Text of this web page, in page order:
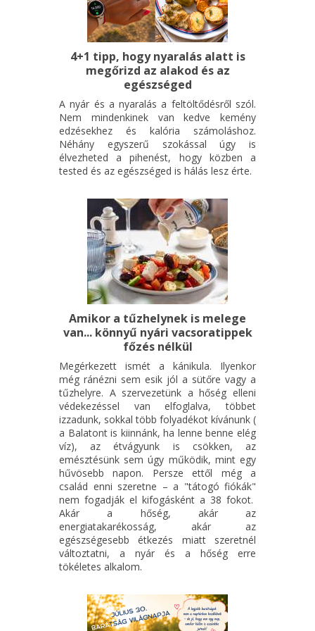
4+1 tipp, hogy nyaralás alatt is
megőrizd az alakod és az
egészséged
A nyár és a nyaralás a feltöltődésről szól.
Nem mindenkinek van kedve kemény
edzésekhez és kalória számoláshoz.
Néhány egyszerű szokással úgy is
élvezheted a pihenést, hogy közben a
tested és az egészséged is hálás lesz érte.
Amikor a tűzhelynek is melege
van... könnyű nyári vacsoratippek
főzés nélkül
Megérkezett ismét a kánikula. Ilyenkor
még ránézni sem esik jól a sütőre vagy a
tűzhelyre. A szervezetünk a hőség elleni
védekezéssel van elfoglalva, többet
izzadunk, sokkal több folyadékot kívánunk (
a Balatont is kiinnánk, ha lenne benne elég
víz), az étvágyunk is csökken, az
emésztésünk sem úgy működik, mint egy
hűvösebb napon. Persze ettől még a
család enni szeretne – a "tátogó fiókák"
nem fogadják el kifogásként a 38 fokot.
Akár a hőség, akár az
energiatakarékosság, akár az
egészségesebb étkezés miatt szeretnél
változtatni, a nyár és a hőség erre
tökéletes alkalom.